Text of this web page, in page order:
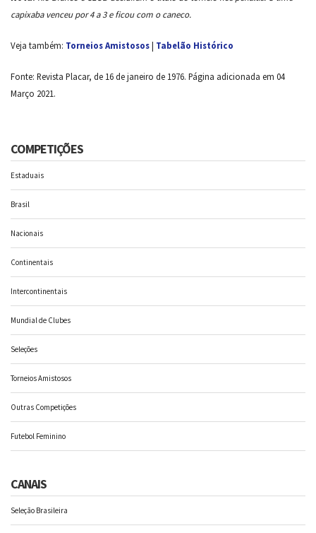
capixaba venceu por 4 a 3 e ficou com o caneco.
Veja também: Torneios Amistosos| Tabelão Histórico
Fonte: Revista Placar, de 16 de janeiro de 1976. Página adicionada em 04
Março 2021.
COMPETIÇÕES
Estaduais
Brasil
Nacionais
Continentais
Intercontinentais
Mundial de Clubes
Seleções
Torneios Amistosos
Outras Competições
Futebol Feminino
CANAIS
Seleção Brasileira